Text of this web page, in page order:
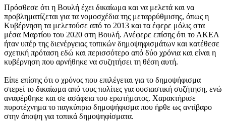
Πρόσθεσε ότι η Βουλή έχει δικαίωμα και να μελετά και να
προβληματίζεται για τα νομοσχέδια της μεταρρύθμισης, όπως η
Κυβέρνηση τα μελετούσε από το 2013 και τα έφερε μόλις στα
μέσα Μαρτίου του 2020 στη Βουλή. Ανέφερε επίσης ότι το ΑΚΕΛ
ήταν υπέρ της διενέργειας τοπικών δημοψηφισμάτων και κατέθεσε
σχετική πρόταση εδώ και περισσότερο από δύο χρόνια και είναι η
κυβέρνηση που αρνήθηκε να συζητήσει τη θέση αυτή.
Είπε επίσης ότι ο χρόνος που επιλέγεται για το δημοψήφισμα
στερεί το δικαίωμα από τους πολίτες για ουσιαστική συζήτηση, ενώ
αναφέρθηκε και σε ασάφεια του ερωτήματος. Χαρακτήρισε
πυροτέχνημα το παγκύπριο δημοψήφισμα που ήρθε ως αντίβαρο
στην άποψη για τοπικά δημοψηφίσματα.